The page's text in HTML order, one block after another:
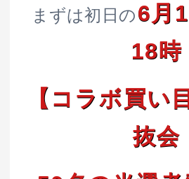
まずは初日の6月
18時
【コラボ買い
抜会